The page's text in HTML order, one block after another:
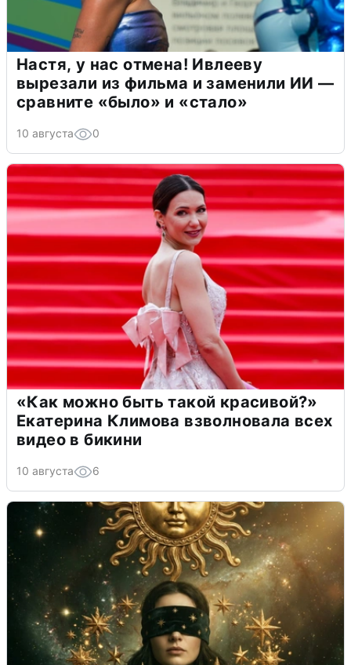
Настя, у нас отмена! Ивлееву
вырезали из фильма и заменили ИИ —
сравните «было» и «стало»
10 августа 0
«Как можно быть такой красивой?»
Екатерина Климова взволновала всех
видео в бикини
10 августа 6